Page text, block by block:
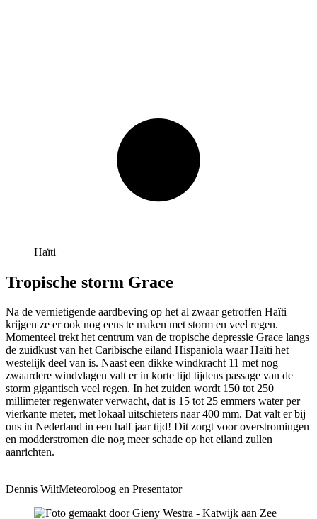
Haïti
Tropische storm Grace
Na de vernietigende aardbeving op het al zwaar getroffen Haïti
krijgen ze er ook nog eens te maken met storm en veel regen.
Momenteel trekt het centrum van de tropische depressie Grace langs
de zuidkust van het Caribische eiland Hispaniola waar Haïti het
westelijk deel van is. Naast een dikke windkracht 11 met nog
zwaardere windvlagen valt er in korte tijd tijdens passage van de
storm gigantisch veel regen. In het zuiden wordt 150 tot 250
millimeter regenwater verwacht, dat is 15 tot 25 emmers water per
vierkante meter, met lokaal uitschieters naar 400 mm. Dat valt er bij
ons in Nederland in een half jaar tijd! Dit zorgt voor overstromingen
en modderstromen die nog meer schade op het eiland zullen
aanrichten.
Dennis WiltMeteoroloog en Presentator